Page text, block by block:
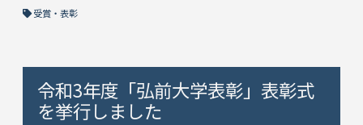
受賞・表彰
令和3年度「弘前大学表彰」表彰式
を挙行しました